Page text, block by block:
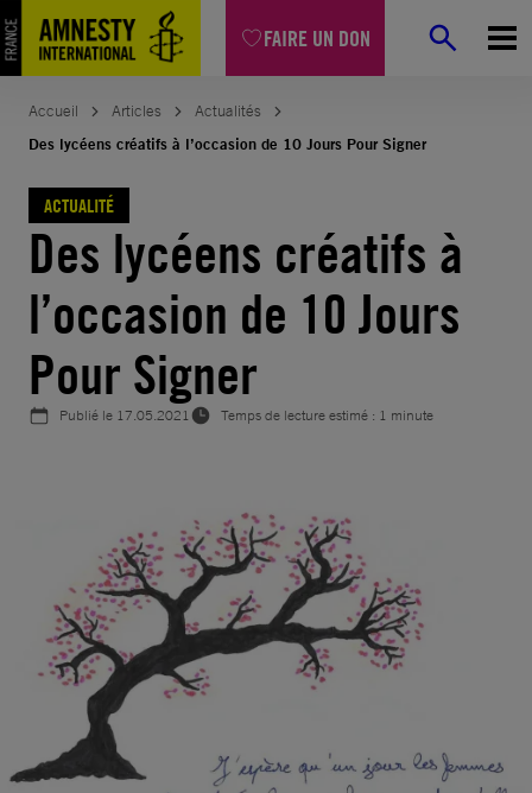
FAIRE UN DON
Aller
au
contenu
Accueil Articles
Actualités
Des lycéens créatifs à l’occasion de 10 Jours Pour Signer
ACTUALITÉ
Des lycéens créatifs à
l’occasion de 10 Jours
Pour Signer
Publié le 17.05.2021 Temps de lecture estimé : 1 minute